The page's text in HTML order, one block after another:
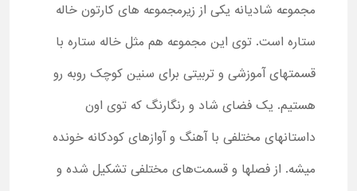
مجموعه شادیانه یکی از زیرمجموعه های کارتون خاله
ستاره است. توی این مجموعه هم مثل خاله ستاره با
قسمتهای آموزشی و تربیتی برای سنین کوچک روبه رو
هستیم. یک فضای شاد و رنگارنگ که توی اون
داستانهای مختلفی با آهنگ و آوازهای کودکانه خونده
میشه. از فصلها و قسمت‌های مختلفی تشکیل شده و